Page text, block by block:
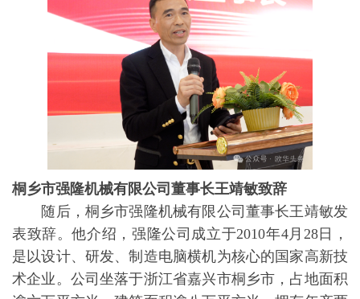
桐乡市强隆机械有限公司董事长王靖敏致辞
随后，桐乡市强隆机械有限公司董事长王靖敏发
表致辞。他介绍，强隆公司成立于2010年4月28日，
是以设计、研发、制造电脑横机为核心的国家高新技
术企业。公司坐落于浙江省嘉兴市桐乡市，占地面积